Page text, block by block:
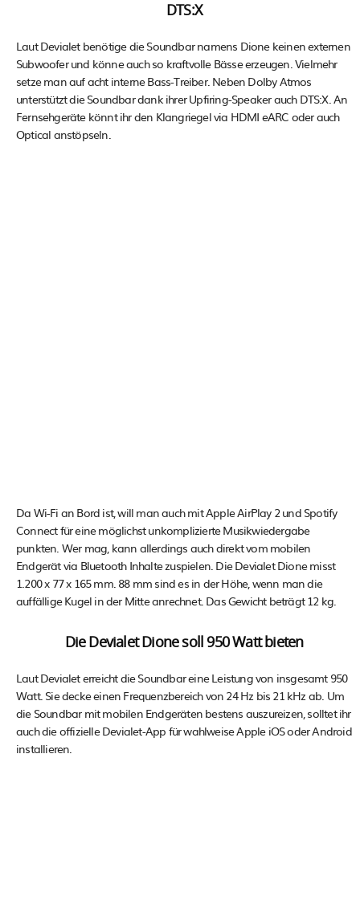
DTS:X
Laut Devialet benötige die Soundbar namens Dione keinen externen
Subwoofer und könne auch so kraftvolle Bässe erzeugen. Vielmehr
setze man auf acht interne Bass-Treiber. Neben Dolby Atmos
unterstützt die Soundbar dank ihrer Upfiring-Speaker auch DTS:X. An
Fernsehgeräte könnt ihr den Klangriegel via HDMI eARC oder auch
Optical anstöpseln.
Da Wi-Fi an Bord ist, will man auch mit Apple AirPlay 2 und Spotify
Connect für eine möglichst unkomplizierte Musikwiedergabe
punkten. Wer mag, kann allerdings auch direkt vom mobilen
Endgerät via Bluetooth Inhalte zuspielen. Die Devialet Dione misst
1.200 x 77 x 165 mm. 88 mm sind es in der Höhe, wenn man die
auffällige Kugel in der Mitte anrechnet. Das Gewicht beträgt 12 kg.
Die Devialet Dione soll 950 Watt bieten
Laut Devialet erreicht die Soundbar eine Leistung von insgesamt 950
Watt. Sie decke einen Frequenzbereich von 24 Hz bis 21 kHz ab. Um
die Soundbar mit mobilen Endgeräten bestens auszureizen, solltet ihr
auch die offizielle Devialet-App für wahlweise Apple iOS oder Android
installieren.